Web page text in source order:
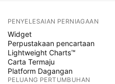
PENYELESAIAN PERNIAGAAN
Widget
Perpustakaan pencartaan
Lightweight Charts™
Carta Termaju
Platform Dagangan
PELUANG PERTUMBUHAN